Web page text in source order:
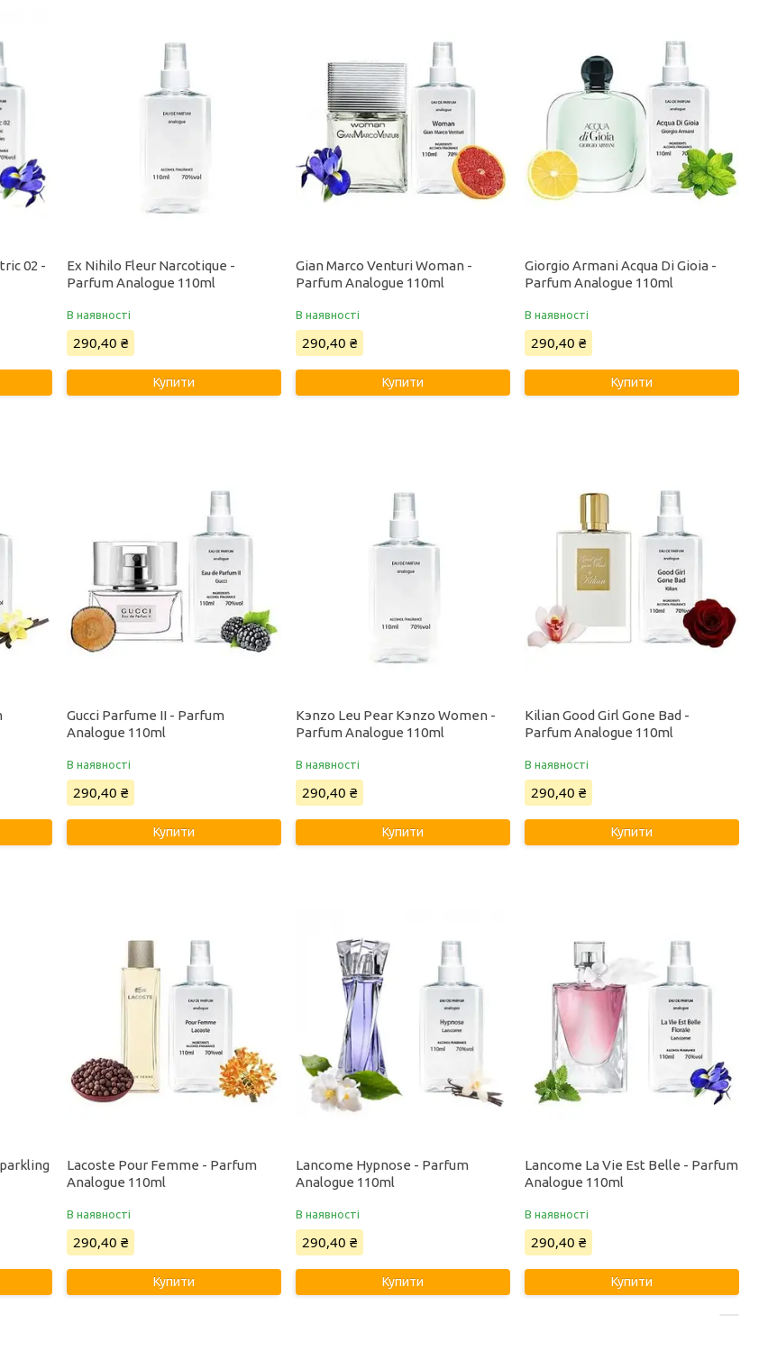
02 -
Ex Nihilo Fleur Narcotique -
Parfum Analogue 110ml
В наявності
290,40 ₴
Купити
Gian Marco Venturi Woman -
Parfum Analogue 110ml
В наявності
290,40 ₴
Купити
Giorgio Armani Acqua Di Gioia -
Parfum Analogue 110ml
В наявності
290,40 ₴
Купити
Gucci Parfume II - Parfum
Analogue 110ml
В наявності
290,40 ₴
Купити
Kэnzo Leu Pear Kэnzo Women -
Parfum Analogue 110ml
В наявності
290,40 ₴
Купити
Kilian Good Girl Gone Bad -
Parfum Analogue 110ml
В наявності
290,40 ₴
Купити
Lacoste Pour Femme - Parfum
Analogue 110ml
В наявності
290,40 ₴
Купити
Lancome Hypnose - Parfum
Analogue 110ml
В наявності
290,40 ₴
Купити
Lancome La Vie Est Belle - Parfum
Analogue 110ml
В наявності
290,40 ₴
Купити